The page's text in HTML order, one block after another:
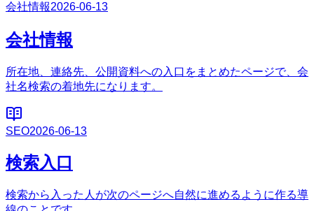
会社情報2026-06-13
会社情報
所在地、連絡先、公開資料への入口をまとめたページで、会
社名検索の着地先になります。
SEO2026-06-13
検索入口
検索から入った人が次のページへ自然に進めるように作る導